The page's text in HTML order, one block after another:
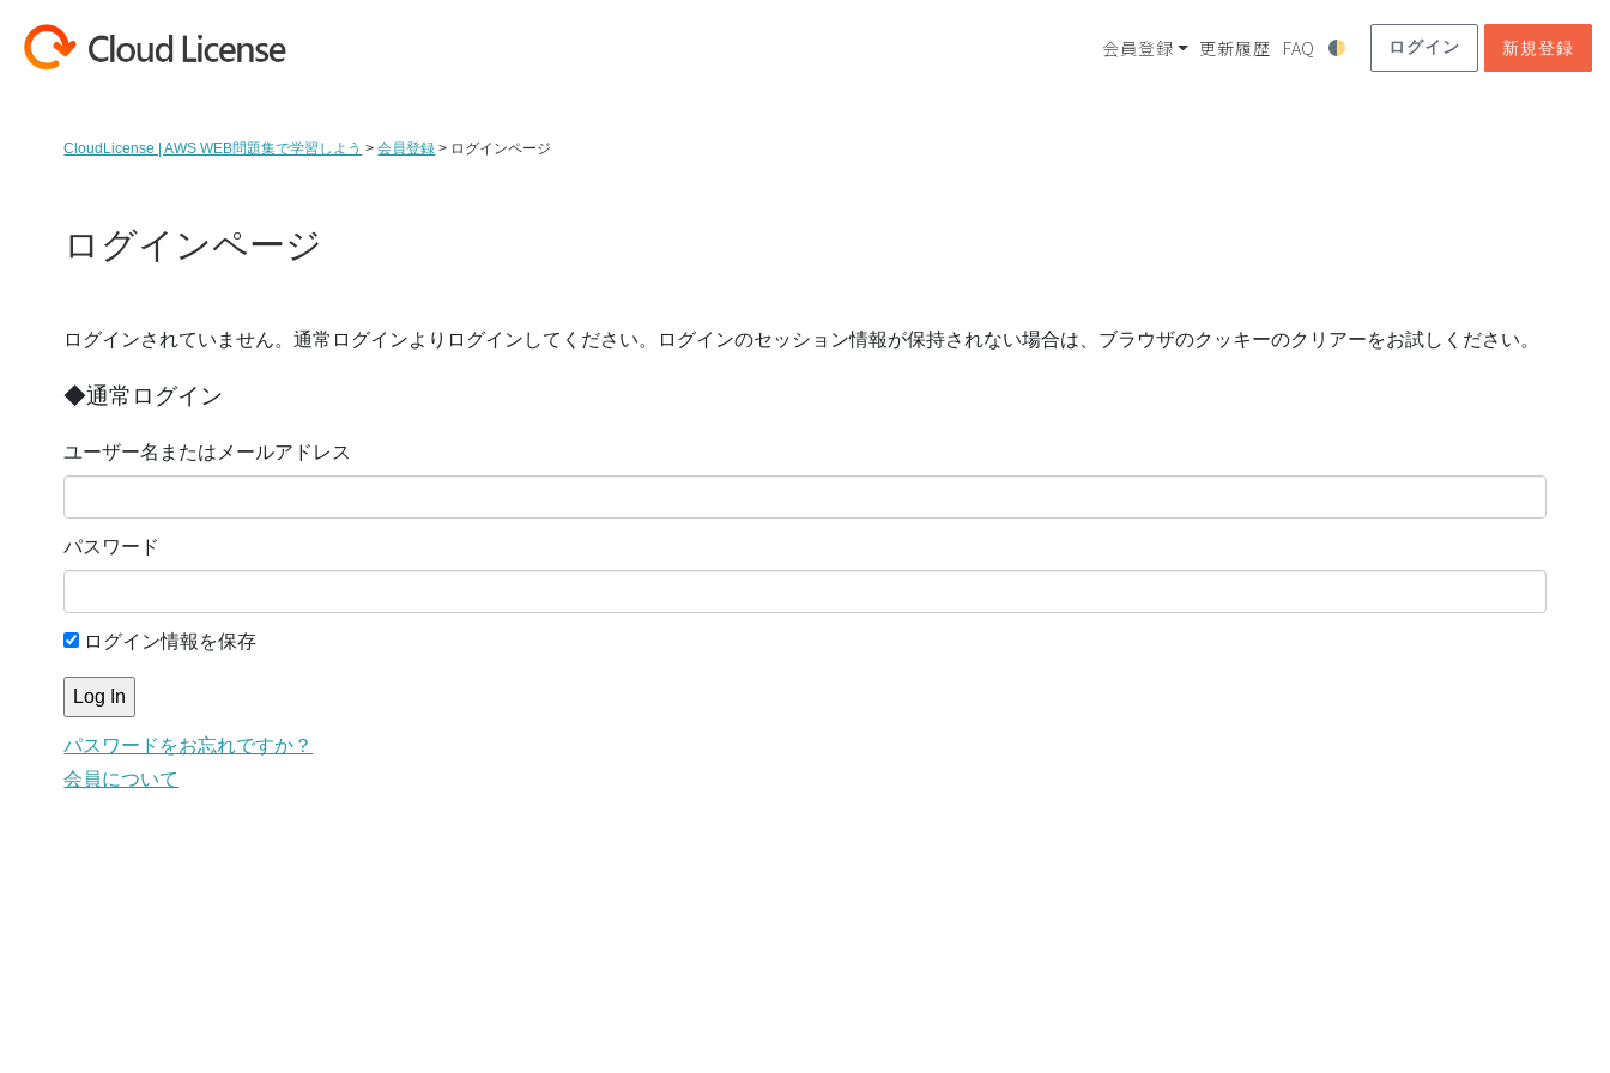
会員登録 更新履歴 FAQ ログイン 新規登録
CloudLicense | AWS WEB問題集で学習しよう >会員登録 > ログインページ
ログインページ
ログインされていません。通常ログインよりログインしてください。ログインのセッション情報が保持されない場合は、ブラウザのクッキーのクリアーをお試しください。
◆通常ログイン
ユーザー名またはメールアドレス
パスワード
ログイン情報を保存
パスワードをお忘れですか？
会員について